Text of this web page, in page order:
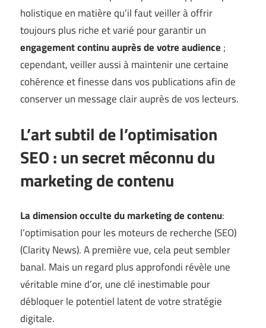
holistique en matière qu’il faut veiller à offrir
toujours plus riche et varié pour garantir un
engagement continu auprès de votre audience ;
cependant, veiller aussi à maintenir une certaine
cohérence et finesse dans vos publications afin de
conserver un message clair auprès de vos lecteurs.
L’art subtil de l’optimisation
SEO : un secret méconnu du
marketing de contenu
La dimension occulte du marketing de contenu:
l’optimisation pour les moteurs de recherche (SEO)
(Clarity News). A première vue, cela peut sembler
banal. Mais un regard plus approfondi révèle une
véritable mine d’or, une clé inestimable pour
débloquer le potentiel latent de votre stratégie
digitale.